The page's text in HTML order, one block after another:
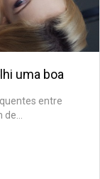
uma boa
entre
de...